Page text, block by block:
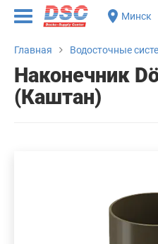
Минск
Главная Водосточные
Наконечник
(Каштан)